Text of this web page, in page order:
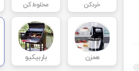
دو کاره
چای ساز
آب پرتقال گیری
آب سردکن
قهوه ساز
مخلوط کن خردکن
باربیکیو همزن